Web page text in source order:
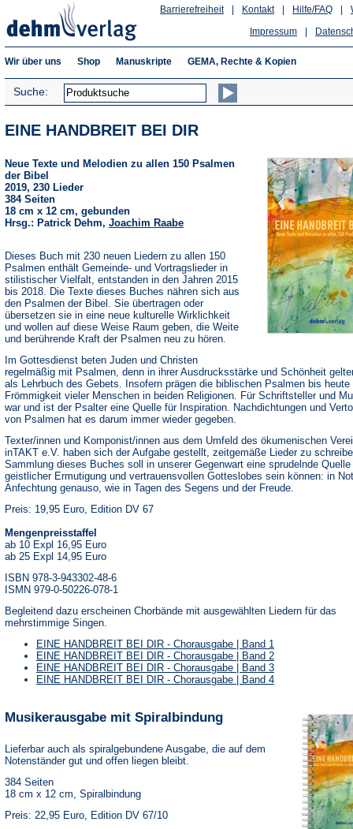
Hilfe/FAQ
Kontakt
Barrierefreiheit
Impressum
Wir über uns Shop Manuskripte GEMA, Rechte & Kopien
Suche:
EINE HANDBREIT BEI DIR
Neue Texte und Melodien zu allen 150 Psalmen
der Bibel
2019, 230 Lieder
384 Seiten
18 cm x 12 cm, gebunden
Hrsg.: Patrick Dehm, Joachim Raabe
Dieses Buch mit 230 neuen Liedern zu allen 150
Psalmen enthält Gemeinde- und Vortragslieder in
stilistischer Vielfalt, entstanden in den Jahren 2015
bis 2018. Die Texte dieses Buches nähren sich aus
den Psalmen der Bibel. Sie übertragen oder
übersetzen sie in eine neue kulturelle Wirklichkeit
und wollen auf diese Weise Raum geben, die Weite
und berührende Kraft der Psalmen neu zu hören.
Im Gottesdienst beten Juden und Christen
regelmäßig mit Psalmen, denn in ihrer Ausdrucksstärke und Schönheit
als Lehrbuch des Gebets. Insofern prägen die biblischen Psalmen bis heute
Frömmigkeit vieler Menschen in beiden Religionen. Für Schriftsteller und
war und ist der Psalter eine Quelle für Inspiration. Nachdichtungen und
von Psalmen hat es darum immer wieder gegeben.
Texter/innen und Komponist/innen aus dem Umfeld des ökumenischen
inTAKT e.V. haben sich der Aufgabe gestellt, zeitgemäße Lieder zu
Sammlung dieses Buches soll in unserer Gegenwart eine sprudelnde Quelle
geistlicher Ermutigung und vertrauensvollen Gotteslobes sein können: in
Anfechtung genauso, wie in Tagen des Segens und der Freude.
Preis: 19,95 Euro, Edition DV 67
Mengenpreisstaffel
ab 10 Expl 16,95 Euro
ab 25 Expl 14,95 Euro
ISBN 978-3-943302-48-6
ISMN 979-0-50226-078-1
Begleitend dazu erscheinen Chorbände mit ausgewählten Liedern für das
mehrstimmige Singen.
EINE HANDBREIT BEI DIR - Chorausgabe | Band 1
EINE HANDBREIT BEI DIR - Chorausgabe | Band 2
EINE HANDBREIT BEI DIR - Chorausgabe | Band 3
EINE HANDBREIT BEI DIR - Chorausgabe | Band 4
Musikerausgabe mit Spiralbindung
Lieferbar auch als spiralgebundene Ausgabe, die auf dem
Notenständer gut und offen liegen bleibt.
384 Seiten
18 cm x 12 cm, Spiralbindung
Preis: 22,95 Euro, Edition DV 67/10